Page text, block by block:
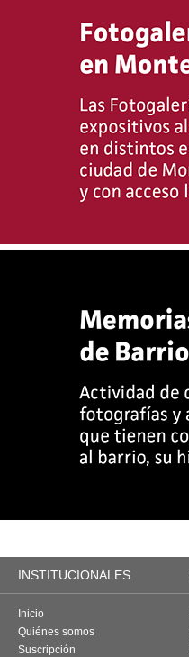
INSTITUCIONALES
Inicio
Quiénes somos
Suscripción